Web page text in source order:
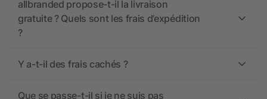
allbranded propose-t-il la livraison
gratuite ? Quels sont les frais d’expédition
?
Y a-t-il des frais cachés ?
Que se passe-t-il si je ne suis pas